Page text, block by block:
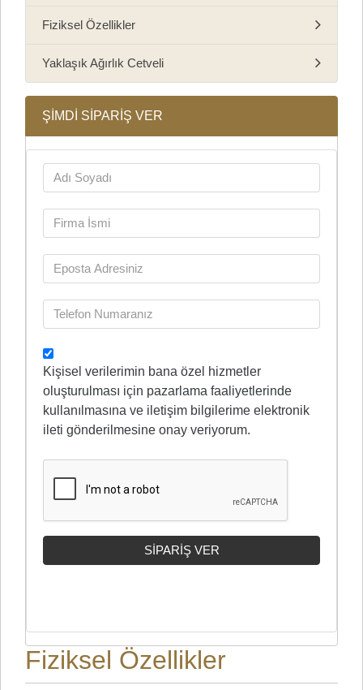
Fiziksel Özellikler
Yaklaşık Ağırlık Cetveli
ŞİMDİ SİPARİŞ VER
Kişisel verilerimin bana özel hizmetler
oluşturulması için pazarlama faaliyetlerinde
kullanılmasına ve iletişim bilgilerime elektronik
ileti gönderilmesine onay veriyorum.
Fiziksel Özellikler